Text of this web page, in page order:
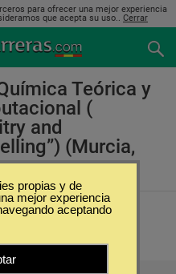
para ofrecer una mejor experiencia
que acepta su uso.. Cerrar
Teórica y
(
and
(Murcia,
Murcia
propias y de
mejor experiencia
aceptando